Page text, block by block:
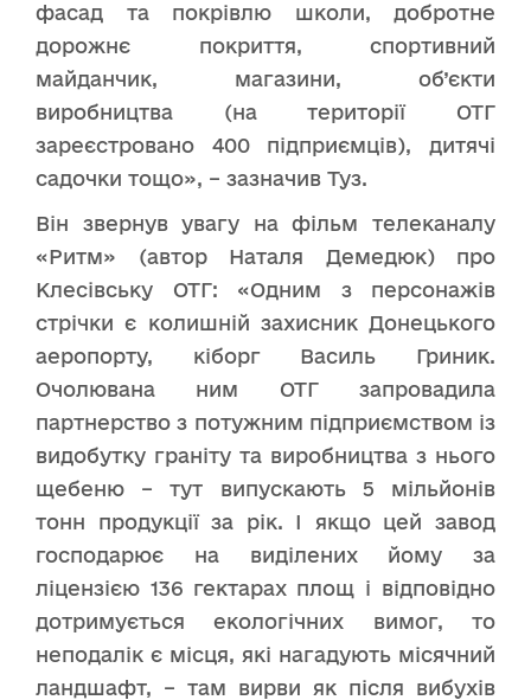
фасад та покрівлю школи, добротне
дорожнє покриття, спортивний
майданчик, магазини, об’єкти
виробництва (на території ОТГ
зареєстровано 400 підприємців), дитячі
садочки тощо», – зазначив Туз.
Він звернув увагу на фільм телеканалу
«Ритм» (автор Наталя Демедюк) про
Клесівську ОТГ: «Одним з персонажів
стрічки є колишній захисник Донецького
аеропорту, кіборг Василь Гриник.
Очолювана ним ОТГ запровадила
партнерство з потужним підприємством із
видобутку граніту та виробництва з нього
щебеню – тут випускають 5 мільйонів
тонн продукції за рік. І якщо цей завод
господарює на виділених йому за
ліцензією 136 гектарах площ і відповідно
дотримується екологічних вимог, то
неподалік є місця, які нагадують місячний
ландшафт, – там вирви як після вибухів